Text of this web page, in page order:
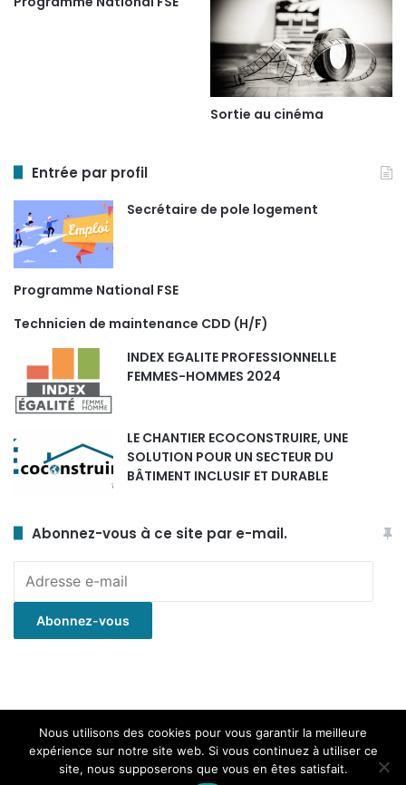
Sortie au cinéma
Entrée par profil
Secrétaire de pole logement
Programme National FSE
Technicien de maintenance CDD (H/F)
INDEX EGALITE PROFESSIONNELLE
FEMMES-HOMMES 2024
LE CHANTIER ECOCONSTRUIRE, UNE
SOLUTION POUR UN SECTEUR DU
BÂTIMENT INCLUSIF ET DURABLE
Abonnez-vous à ce site par e-mail.
Abonnez-vous
© Copyright 2020, Tous droits réservés. | Fièrement propulsé par
wordpress | Réalisé parDéveloppeur d'idées
Nous utilisons des cookies pour vous garantir la meilleure
expérience sur notre site web. Si vous continuez à utiliser ce
site, nous supposerons que vous en êtes satisfait.